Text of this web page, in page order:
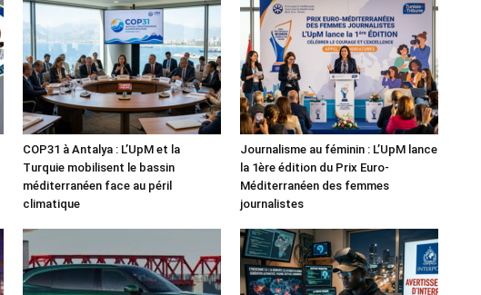
COP31 à Antalya : L’UpM et la
Turquie mobilisent le bassin
méditerranéen face au péril
climatique
Journalisme au féminin : L’UpM lance
la 1ère édition du Prix Euro-
Méditerranéen des femmes
journalistes